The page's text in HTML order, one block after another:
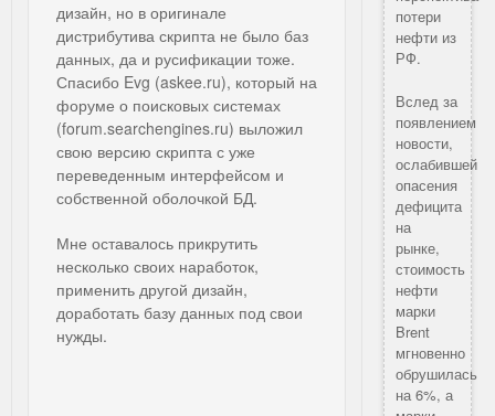
дизайн, но в оригинале
дистрибутива скрипта не было баз
данных, да и русификации тоже.
Спасибо Evg (askee.ru), который на
форуме о поисковых системах
(forum.searchengines.ru) выложил
свою версию скрипта с уже
переведенным интерфейсом и
собственной оболочкой БД.
Мне оставалось прикрутить
несколько своих наработок,
применить другой дизайн,
доработать базу данных под свои
нужды.
потери
нефти из
РФ.
Вслед за
появлением
новости,
ослабившей
опасения
дефицита
на
рынке,
стоимость
нефти
марки
Brent
мгновенно
обрушилась
на 6%, а